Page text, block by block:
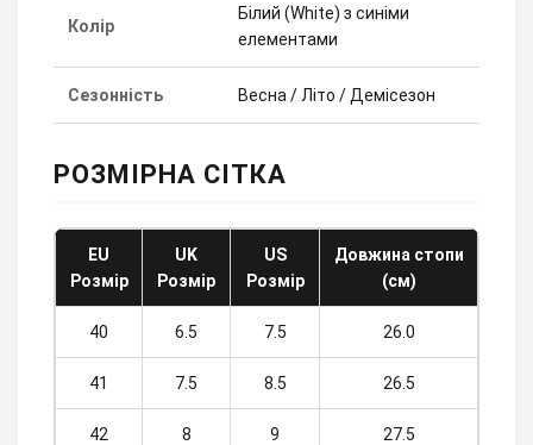
Колір
Білий (White) з синіми
елементами
Сезонність Весна / Літо / Демісезон
РОЗМІРНА СІТКА
EU
Розмір
UK
Розмір
US
Розмір
Довжина стопи
(см)
40 6.5 7.5 26.0
41 7.5 8.5 26.5
42 8 9 27.5